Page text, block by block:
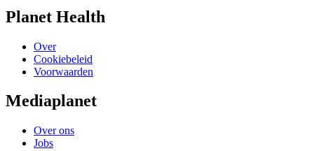
Planet Health
Over
Cookiebeleid
Voorwaarden
Mediaplanet
Over ons
Jobs